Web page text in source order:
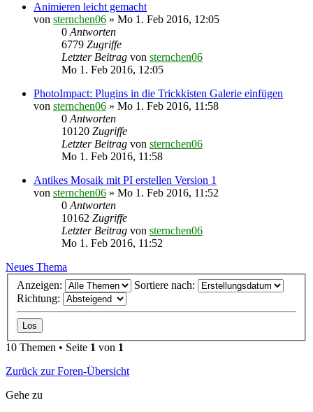
Animieren leicht gemacht
von sternchen06 » Mo 1. Feb 2016, 12:05
0 Antworten
6779 Zugriffe
Letzter Beitrag von sternchen06
Mo 1. Feb 2016, 12:05
PhotoImpact: Plugins in die Trickkisten Galerie einfügen
von sternchen06 » Mo 1. Feb 2016, 11:58
0 Antworten
10120 Zugriffe
Letzter Beitrag von sternchen06
Mo 1. Feb 2016, 11:58
Antikes Mosaik mit PI erstellen Version 1
von sternchen06 » Mo 1. Feb 2016, 11:52
0 Antworten
10162 Zugriffe
Letzter Beitrag von sternchen06
Mo 1. Feb 2016, 11:52
Neues Thema
Anzeigen:
Sortiere nach:
Richtung:
10 Themen • Seite 1 von 1
Zurück zur Foren-Übersicht
Gehe zu